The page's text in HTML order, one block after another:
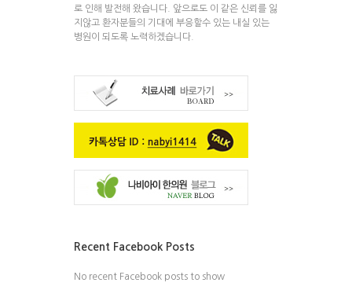
로 인해 발전해 왔습니다. 앞으로도 이 같은 신뢰를 잃
지않고 환자분들의 기대에 부응할수 있는 내실 있는
병원이 되도록 노력하겠습니다.
Recent Facebook Posts
No recent Facebook posts to show